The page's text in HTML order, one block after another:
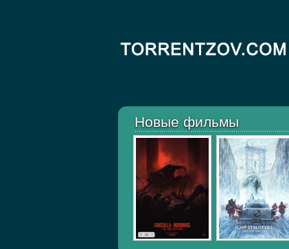
Новые фильмы